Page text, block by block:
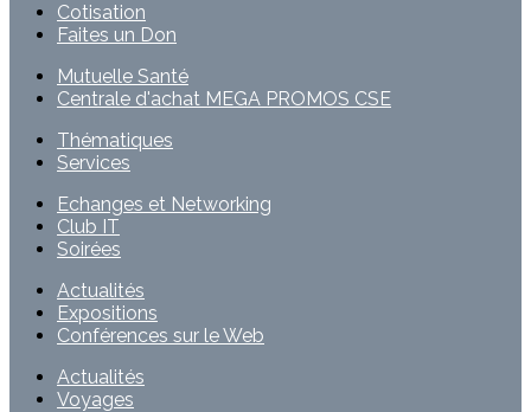
Cotisation
Faites un Don
Mutuelle Santé
Centrale d'achat MEGA PROMOS CSE
Thématiques
Services
Echanges et Networking
Club IT
Soirées
Actualités
Expositions
Conférences sur le Web
Actualités
Voyages